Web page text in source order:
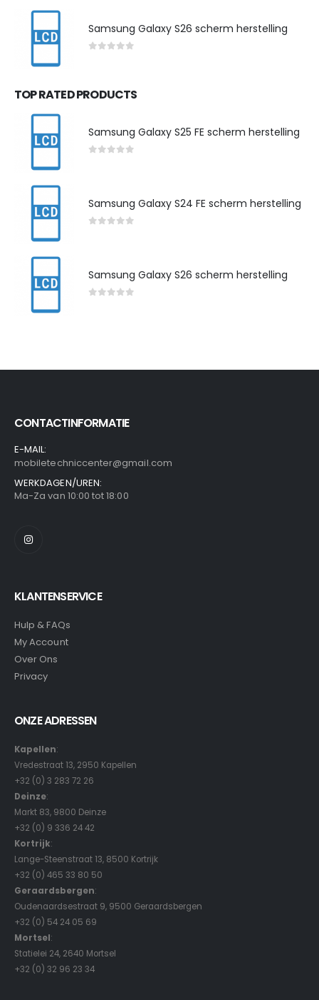
Samsung Galaxy S26 scherm herstelling
TOP RATED PRODUCTS
Samsung Galaxy S25 FE scherm herstelling
Samsung Galaxy S24 FE scherm herstelling
Samsung Galaxy S26 scherm herstelling
CONTACTINFORMATIE
E-MAIL:
mobiletechniccenter@gmail.com
WERKDAGEN/UREN:
Ma-Za van 10:00 tot 18:00
KLANTENSERVICE
Hulp & FAQs
My Account
Over Ons
Privacy
ONZE ADRESSEN
Kapellen:
Vredestraat 13, 2950 Kapellen
+32 (0) 3 283 72 26
Deinze:
Markt 83, 9800 Deinze
+32 (0) 9 336 24 42
Kortrijk:
Lange-Steenstraat 13, 8500 Kortrijk
+32 (0) 465 33 80 50
Geraardsbergen:
Oudenaardsestraat 9, 9500 Geraardsbergen
+32 (0) 54 24 05 69
Mortsel:
Statielei 24, 2640 Mortsel
+32 (0) 32 96 23 34